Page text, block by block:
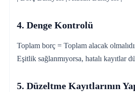
4. Denge Kontrolü
Toplam borç = Toplam alacak
Eşitlik sağlanmıyorsa, hatalı kayıtlar
5. Düzeltme Kayıtlarının